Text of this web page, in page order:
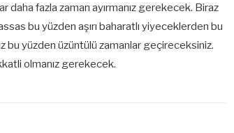
fazla zaman ayırmanız gerekecek. Biraz
bu yüzden aşırı baharatlı yiyeceklerden bu
bu yüzden üzüntülü zamanlar geçireceksiniz.
olmanız gerekecek.